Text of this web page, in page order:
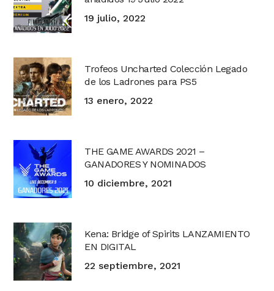
19 julio, 2022
Trofeos Uncharted Colección Legado
de los Ladrones para PS5
13 enero, 2022
THE GAME AWARDS 2021 –
GANADORES Y NOMINADOS
10 diciembre, 2021
Kena: Bridge of Spirits LANZAMIENTO
EN DIGITAL
22 septiembre, 2021